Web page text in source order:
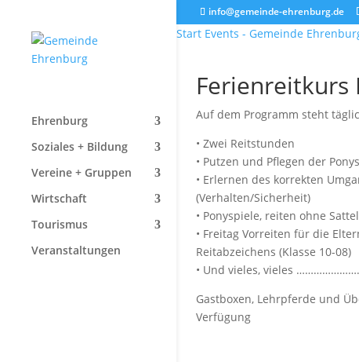
info@gemeinde-ehrenburg.de
Ehrenburg
Soziales + Bildung
Vereine + Gruppen
Wirtschaft
Tourismus
Veranstaltungen
Start Events - Gemeinde
Ferienreitkurs
Auf dem Programm steht
• Zwei Reitstunden
• Putzen und Pflegen der
• Erlernen des korrekten
(Verhalten/Sicherheit)
• Ponyspiele, reiten ohne
• Freitag Vorreiten für die
Reitabzeichens (Klasse 10-08)
• Und vieles, vieles
Gastboxen, Lehrpferde und
Verfügung